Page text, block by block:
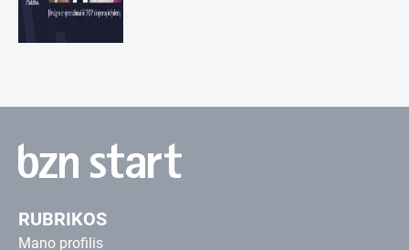
RUBRIKOS
Mano profilis